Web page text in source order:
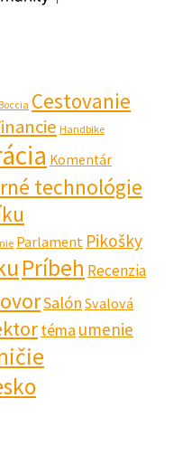
Cestovanie
Handbike
Komentár
technológie
Parlament Pikošky
Príbeh Recenzia
Salón Svalová
téma umenie